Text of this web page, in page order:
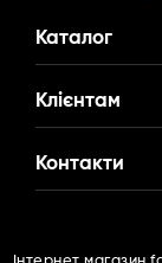
Каталог
Акційні
Кухонні мийки
Клієнтам
Про нас
Контакти